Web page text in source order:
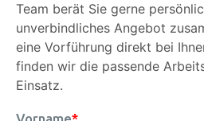
Team berät Sie gerne
unverbindliches Angebot
eine Vorführung direkt bei
finden wir die passende
Einsatz.